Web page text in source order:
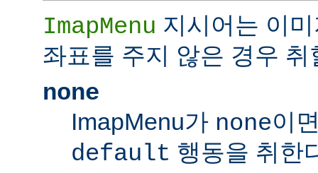
ImapMenu 지시어는 이
좌표를 주지 않은 경우
none
ImapMenu가 none이
default 행동을 취한